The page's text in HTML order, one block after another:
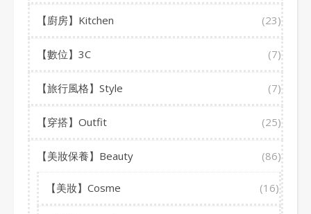
【廚房】Kitchen (23)
【數位】3C (7)
【旅行風格】Style (7)
【穿搭】Outfit (25)
【美妝保養】Beauty (86)
【美妝】Cosme (16)